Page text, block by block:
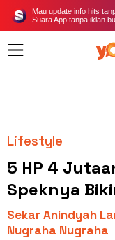
Mau update info hits
Suara App tanpa iklan
Lifestyle
5 HP 4
Speknya
Sekar Anindyah
Nugraha Nugraha